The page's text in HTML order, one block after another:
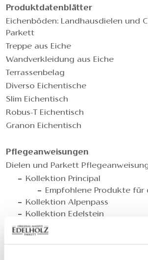
Produktdatenblätter
Eichenböden: Landhausdielen und
Parkett
Treppe aus Eiche
Wandverkleidung aus Eiche
Terrassenbelag
Diverso Eichentische
Slim Eichentisch
Robus-T Eichentisch
Granon Eichentisch
Pflegeanweisungen
Dielen und Parkett
Kollektion Principal
Empfohlene Produkte
Kollektion Alpenpass
Kollektion Edelstein
Wandverkleidung Pflegeanweisung